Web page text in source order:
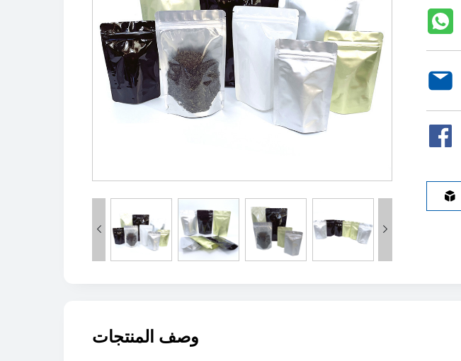
 

وصف المنتجات